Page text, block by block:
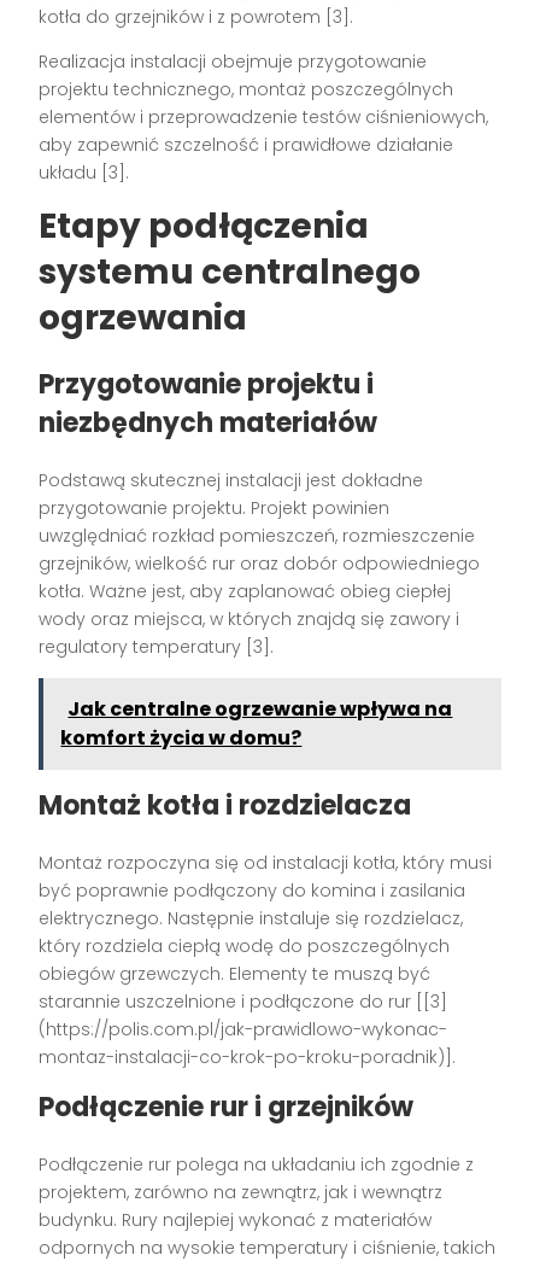
kotła do grzejników i z powrotem [3].
Realizacja instalacji obejmuje przygotowanie
projektu technicznego, montaż poszczególnych
elementów i przeprowadzenie testów ciśnieniowych,
aby zapewnić szczelność i prawidłowe działanie
układu [3].
Etapy podłączenia
systemu centralnego
ogrzewania
Przygotowanie projektu i
niezbędnych materiałów
Podstawą skutecznej instalacji jest dokładne
przygotowanie projektu. Projekt powinien
uwzględniać rozkład pomieszczeń, rozmieszczenie
grzejników, wielkość rur oraz dobór odpowiedniego
kotła. Ważne jest, aby zaplanować obieg ciepłej
wody oraz miejsca, w których znajdą się zawory i
regulatory temperatury [3].
Jak centralne ogrzewanie wpływa na
komfort życia w domu?
Montaż kotła i rozdzielacza
Montaż rozpoczyna się od instalacji kotła, który musi
być poprawnie podłączony do komina i zasilania
elektrycznego. Następnie instaluje się rozdzielacz,
który rozdziela ciepłą wodę do poszczególnych
obiegów grzewczych. Elementy te muszą być
starannie uszczelnione i podłączone do rur [[3]
(https://polis.com.pl/jak-prawidlowo-wykonac-
montaz-instalacji-co-krok-po-kroku-poradnik)].
Podłączenie rur i grzejników
Podłączenie rur polega na układaniu ich zgodnie z
projektem, zarówno na zewnątrz, jak i wewnątrz
budynku. Rury najlepiej wykonać z materiałów
odpornych na wysokie temperatury i ciśnienie, takich